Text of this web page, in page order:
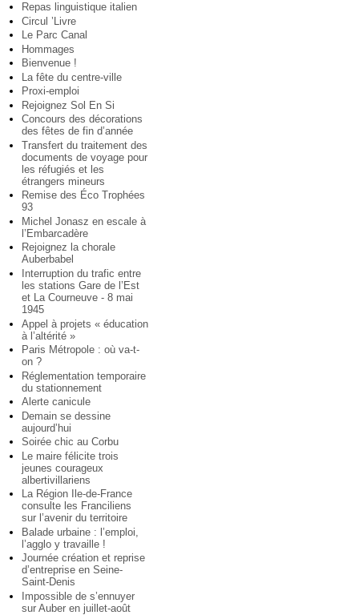
Repas linguistique italien
Circul ’Livre
Le Parc Canal
Hommages
Bienvenue !
La fête du centre-ville
Proxi-emploi
Rejoignez Sol En Si
Concours des décorations
des fêtes de fin d’année
Transfert du traitement des
documents de voyage pour
les réfugiés et les
étrangers mineurs
Remise des Éco Trophées
93
Michel Jonasz en escale à
l’Embarcadère
Rejoignez la chorale
Auberbabel
Interruption du trafic entre
les stations Gare de l’Est
et La Courneuve - 8 mai
1945
Appel à projets « éducation
à l’altérité »
Paris Métropole : où va-t-
on ?
Réglementation temporaire
du stationnement
Alerte canicule
Demain se dessine
aujourd’hui
Soirée chic au Corbu
Le maire félicite trois
jeunes courageux
albertivillariens
La Région Ile-de-France
consulte les Franciliens
sur l’avenir du territoire
Balade urbaine : l’emploi,
l’agglo y travaille !
Journée création et reprise
d’entreprise en Seine-
Saint-Denis
Impossible de s’ennuyer
sur Auber en juillet-août